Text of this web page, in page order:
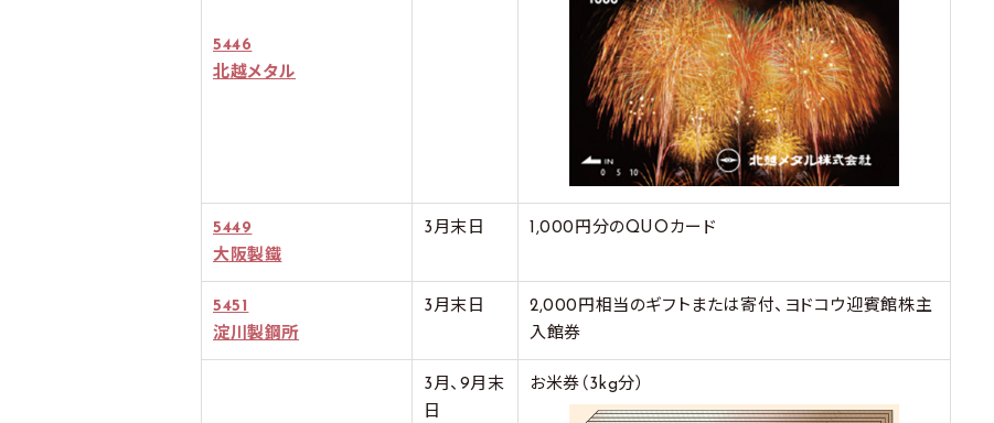
5446
北越メタル
5449
大阪製鐵
3月末日 1,000円分のQUOカード
5451
淀川製鋼所
3月末日
2,000円相当のギフトまたは寄付、ヨドコウ迎賓館株主
入館券
3月、9月末
日
お米券（3kg分）